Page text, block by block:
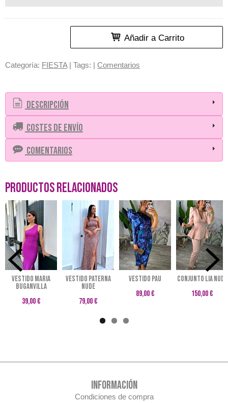
Añadir a Carrito
Categoría: FIESTA| Tags: | Comentarios
Descripción
Costes de Envío
Comentarios
Productos Relacionados
VESTIDO MARIA
BUGANVILLA
39,00 €
Vestido Paterna
nude
79,00 €
VESTIDO PAU
89,00 €
CONJUNTO LIA NUDE
150,00 €
INFORMACIÓN
Condiciones de compra